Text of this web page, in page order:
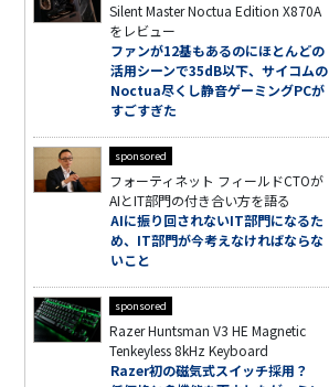
Silent Master Noctua Edition X870A
をレビュー
ファンが12基もあるのにほとんどの
活用シーンで35dB以下、サイコムの
Noctua尽くし静音ゲーミングPCが
すごすぎた
sponsored
フォーティネット フィールドCTOが
AIとIT部門の付き合い方を語る
AIに振り回されないIT部門になるた
め、IT部門が今考えなければならな
いこと
sponsored
Razer Huntsman V3 HE Magnetic
Tenkeyless 8kHz Keyboard
Razer初の磁気式スイッチ採用？